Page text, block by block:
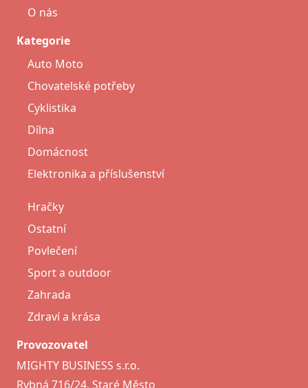
O nás
Kategorie
Auto Moto
Chovatelské potřeby
Cyklistika
Dílna
Domácnost
Elektronika a příslušenství
Hračky
Ostatní
Povlečení
Sport a outdoor
Zahrada
Zdraví a krása
Provozovatel
MIGHTY BUSINESS s.r.o.
Rybná 716/24, Staré Město